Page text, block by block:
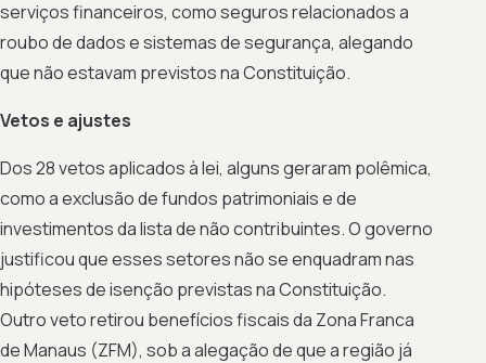
serviços financeiros, como seguros relacionados a
roubo de dados e sistemas de segurança, alegando
que não estavam previstos na Constituição.
Vetos e ajustes
Dos 28 vetos aplicados à lei, alguns geraram polêmica,
como a exclusão de fundos patrimoniais e de
investimentos da lista de não contribuintes. O governo
justificou que esses setores não se enquadram nas
hipóteses de isenção previstas na Constituição.
Outro veto retirou benefícios fiscais da Zona Franca
de Manaus (ZFM), sob a alegação de que a região já